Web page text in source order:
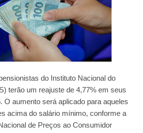
do Instituto Nacional do
terão um reajuste de 4,77% em seus
O aumento será aplicado para aqueles
acima do salário mínimo, conforme a
de Preços ao Consumidor